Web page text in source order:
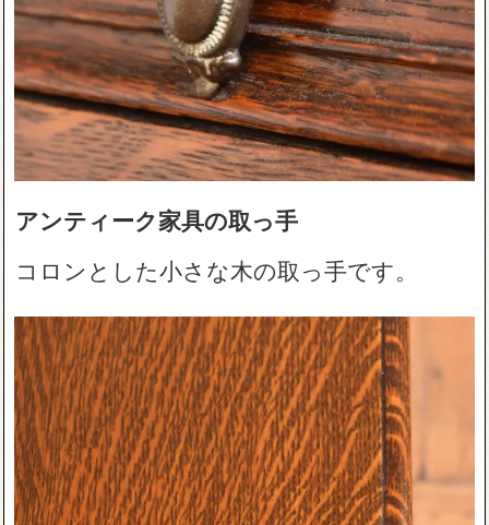
アンティーク家具の取っ手
コロンとした小さな木の取っ手です。